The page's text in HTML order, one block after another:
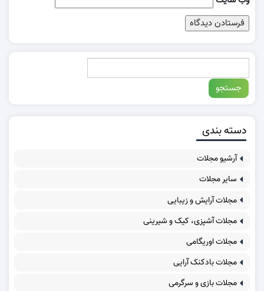
دسته بندی
آرشیو مجلات
سایر مجلات
مجلات آرایش و زیبایی
مجلات آشپزی، کیک و شیرینی
مجلات اوریگامی
مجلات بادکنک آرایی
مجلات بازی و سرگرمی